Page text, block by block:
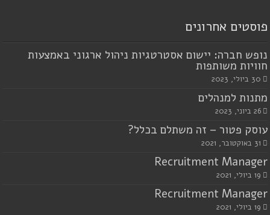
פוסטים אחרונים
נופש חברה: יישום אסטרטגיות ניהול ארגוני באמצעות
חוויות משותפות
30 ביולי, 2023
מתנות למנהלים
26 ביוני, 2023
עוסק פטור – זה משתלם בכלל?
31 באוקטובר, 2021
Recruitment Manager
19 ביולי, 2021
Recruitment Manager
19 ביולי, 2021